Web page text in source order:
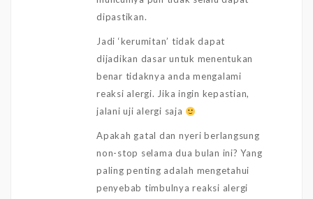
dipastikan.
Jadi ‘kerumitan’ tidak dapat
dijadikan dasar untuk menentukan
benar tidaknya anda mengalami
reaksi alergi. Jika ingin kepastian,
jalani uji alergi saja
Apakah gatal dan nyeri berlangsung
non-stop selama dua bulan ini? Yang
paling penting adalah mengetahui
penyebab timbulnya reaksi alergi